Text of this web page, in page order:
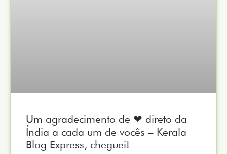
Um agradecimento de ❤ direto da
Índia a cada um de vocês – Kerala
Blog Express, cheguei!